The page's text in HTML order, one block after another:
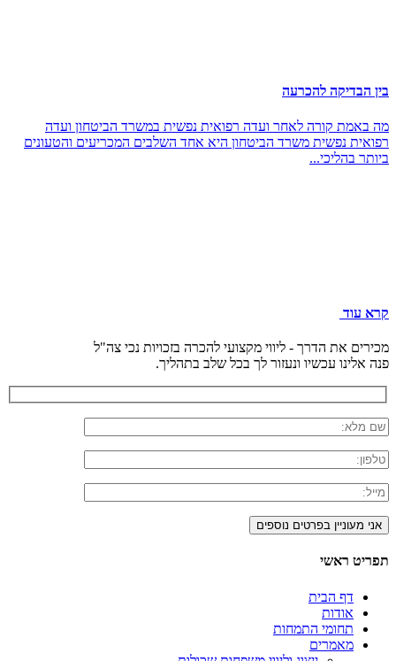
בין הבדיקה להכרעה
מה באמת קורה לאחר ועדה רפואית נפשית במשרד הביטחון ועדה
רפואית נפשית משרד הביטחון היא אחד השלבים המכריעים והטעונים
ביותר בהליכי...
קרא עוד
מכירים את הדרך - ליווי מקצועי להכרה בזכויות נכי צה"ל
פנה אלינו עכשיו ונעזור לך בכל שלב בתהליך.
תפריט ראשי
דף הבית
אודות
תחומי התמחות
מאמרים